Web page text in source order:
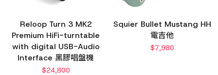
Reloop Turn 3 MK2
Premium HiFi-turntable
with digital USB-Audio
Interface 黑膠唱盤機
$24,800
Squier Bullet Mustang HH
電吉他
$7,980